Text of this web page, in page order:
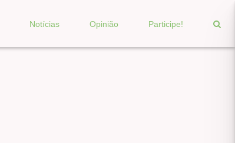
Notícias Opinião Participe!